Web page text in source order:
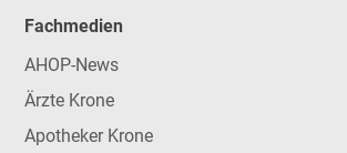
Fachmedien
AHOP-News
Ärzte Krone
Apotheker Krone